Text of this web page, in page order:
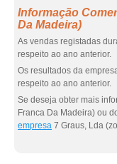
Informação
Da Madeira)
As vendas registadas
respeito ao ano anterior.
Os resultados da
respeito ao ano anterior.
Se deseja obter mais
Franca Da Madeira) ou
empresa 7 Graus, Lda